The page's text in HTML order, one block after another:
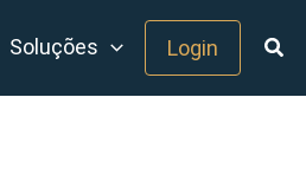
Soluções Login